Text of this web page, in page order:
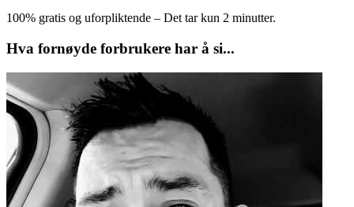
100% gratis og uforpliktende – Det tar kun 2 minutter.
Hva fornøyde forbrukere har å si...